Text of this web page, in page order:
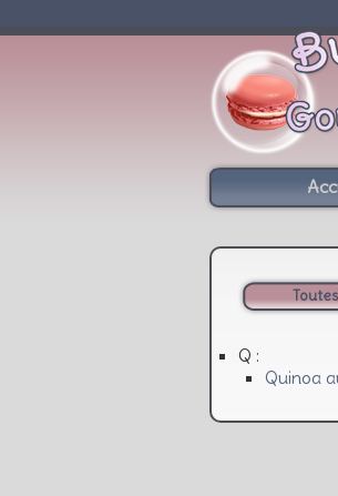
Q :
Quinoa